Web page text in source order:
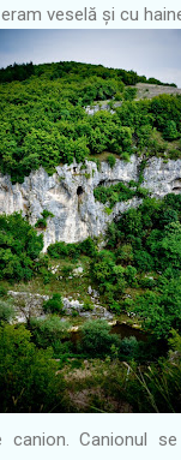
veselă și cu
Canionul